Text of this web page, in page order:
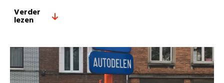
Verder
lezen